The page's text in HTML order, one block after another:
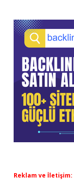
Reklam ve İletişim: